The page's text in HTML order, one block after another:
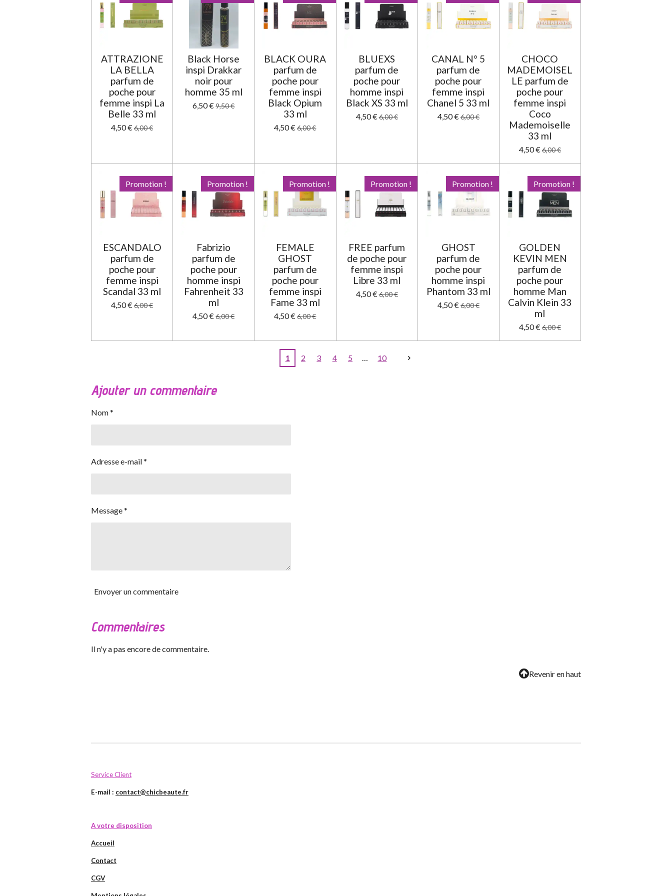
ATTRAZIONE
LA BELLA
parfum de
poche pour
femme inspi La
Belle 33 ml
4,50 €6,00 €
Black Horse
inspi Drakkar
noir pour
homme 35 ml
6,50 €9,50 €
BLACK OURA
parfum de
poche pour
femme inspi
Black Opium
33 ml
4,50 € 6,00 €
BLUEXS
parfum de
poche pour
homme inspi
Black XS 33 ml
4,50 €6,00 €
CANAL N° 5
parfum de
poche pour
femme inspi
Chanel 5 33 ml
4,50 €6,00 €
CHOCO
MADEMOISEL
LE parfum de
poche pour
femme inspi
Coco
Mademoiselle
33 ml
4,50 €6,00 €
Promotion !
ESCANDALO
parfum de
poche pour
femme inspi
Scandal 33 ml
4,50 €6,00 €
Promotion !
Fabrizio
parfum de
poche pour
homme inspi
Fahrenheit 33
ml
4,50 €6,00 €
Promotion !
FEMALE
GHOST
parfum de
poche pour
femme inspi
Fame 33 ml
4,50 € 6,00 €
Promotion !
FREE parfum
de poche pour
femme inspi
Libre 33 ml
4,50 €6,00 €
Promotion !
GHOST
parfum de
poche pour
homme inspi
Phantom 33 ml
4,50 €6,00 €
Promotion !
GOLDEN
KEVIN MEN
parfum de
poche pour
homme Man
Calvin Klein 33
ml
4,50 €6,00 €
1 2 3 4 5 10
Ajouter un commentaire
Nom *
Adresse e-mail *
Message *
Envoyer un commentaire
Commentaires
Il n'y a pas encore de commentaire.
Revenir en haut
Service Client
E-mail : contact@chicbeaute.fr
A votre disposition
Accueil
Contact
CGV